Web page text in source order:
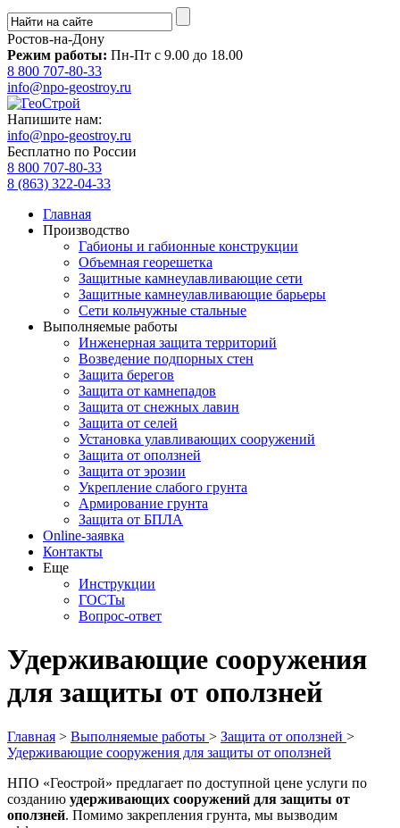
Ростов-на-Дону
Режим работы: Пн-Пт с 9.00 до 18.00
8 800 707-80-33
info@npo-geostroy.ru
Напишите нам:
info@npo-geostroy.ru
Бесплатно по России
8 800 707-80-33
8 (863) 322-04-33
Главная
Производство
Габионы и габионные конструкции
Объемная георешетка
Защитные камнеулавливающие сети
Защитные камнеулавливающие барьеры
Сети кольчужные стальные
Выполняемые работы
Инженерная защита территорий
Возведение подпорных стен
Защита берегов
Защита от камнепадов
Защита от снежных лавин
Защита от селей
Установка улавливающих сооружений
Защита от оползней
Защита от эрозии
Укрепление слабого грунта
Армирование грунта
Защита от БПЛА
Online-заявка
Контакты
Еще
Инструкции
ГОСТы
Вопрос-ответ
Удерживающие сооружения
для защиты от оползней
Главная > Выполняемые работы > Защита от оползней >
Удерживающие сооружения для защиты от оползней
НПО «Геострой» предлагает по доступной цене услуги по
созданию удерживающих сооружений для защиты от
оползней. Помимо закрепления грунта, мы вызводим